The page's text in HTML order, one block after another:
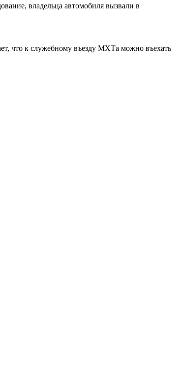
владельца автомобиля вызвали в
что к служебному въезду МХТа можно въехать